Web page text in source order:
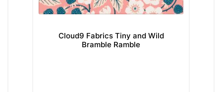
Cloud9 Fabrics Tiny and Wild
Bramble Ramble